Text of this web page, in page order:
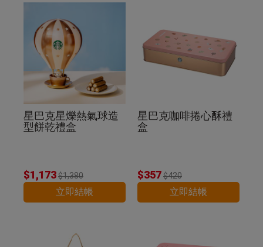
星巴克星爍熱氣球造
型餅乾禮盒
$1,173$1,380
立即結帳
星巴克咖啡捲心酥禮
盒
$357$420
立即結帳